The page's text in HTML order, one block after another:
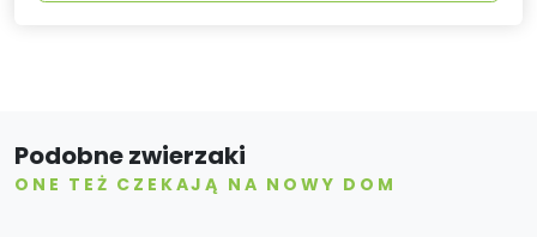
Podobne zwierzaki
ONE TEŻ CZEKAJĄ NA NOWY DOM